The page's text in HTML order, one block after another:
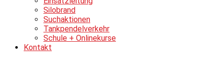
Silobrand
Suchaktionen
Tankpendelverkehr
Schule + Onlinekurse
Kontakt